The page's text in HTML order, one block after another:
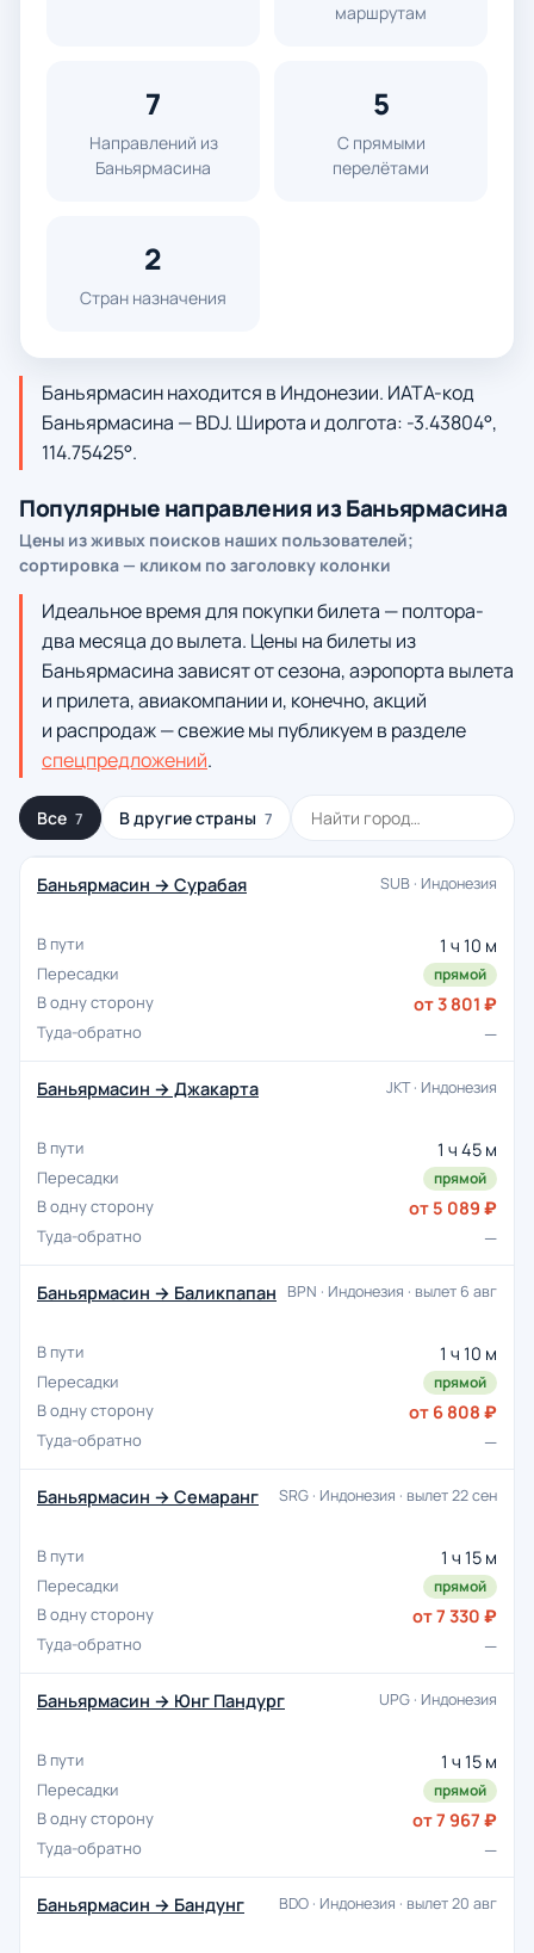
маршрутам
7
Направлений из
Баньярмасина
5
С прямыми
перелётами
2
Стран назначения
Баньярмасин находится в Индонезии. ИАТА-код
Баньярмасина — BDJ. Широта и долгота: -3.43804°,
114.75425°.
Популярные направления из Баньярмасина
Цены из живых поисков наших пользователей;
сортировка — кликом по заголовку колонки
Идеальное время для покупки билета — полтора-
два месяца до вылета. Цены на билеты из
Баньярмасина зависят от сезона, аэропорта вылета
и прилета, авиакомпании и, конечно, акций
и распродаж — свежие мы публикуем в разделе
спецпредложений.
Все 7 В другие страны 7
Баньярмасин → Сурабая SUB · Индонезия
1 ч 10 м
прямой
от 3 801 ₽
—
Баньярмасин → Джакарта JKT · Индонезия
1 ч 45 м
прямой
от 5 089 ₽
—
Баньярмасин → Баликпапан BPN · Индонезия · вылет 6 авг
1 ч 10 м
прямой
от 6 808 ₽
—
Баньярмасин → Семаранг SRG · Индонезия · вылет 22 сен
1 ч 15 м
прямой
от 7 330 ₽
—
Баньярмасин → Юнг Пандург UPG · Индонезия
1 ч 15 м
прямой
от 7 967 ₽
—
Баньярмасин → Бандунг BDO · Индонезия · вылет 20 авг